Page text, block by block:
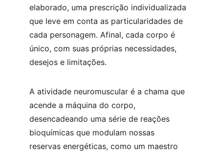
elaborado, uma prescrição individualizada
que leve em conta as particularidades de
cada personagem. Afinal, cada corpo é
único, com suas próprias necessidades,
desejos e limitações.
A atividade neuromuscular é a chama que
acende a máquina do corpo,
desencadeando uma série de reações
bioquímicas que modulam nossas
reservas energéticas, como um maestro